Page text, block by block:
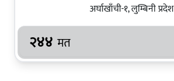
अर्घाखाँची-१, लुम्बिनी प्रदेश
२४४ मत